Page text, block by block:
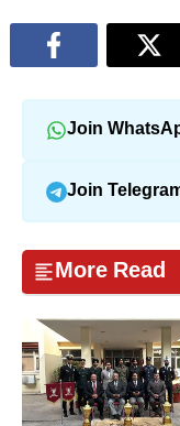
Join
Join
More Read